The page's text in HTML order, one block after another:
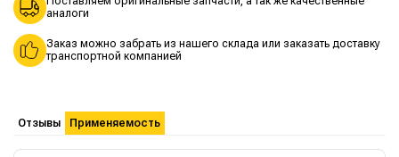
аналоги
Заказ можно забрать из нашего склада или заказать доставку
транспортной компанией
Отзывы Применяемость